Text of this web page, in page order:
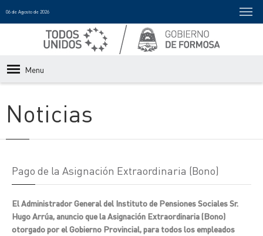
06 de Agosto de 2026
Menu
Noticias
Pago de la Asignación Extraordinaria (Bono)
El Administrador General del Instituto de Pensiones Sociales Sr.
Hugo Arrúa, anuncio que la Asignación Extraordinaria (Bono)
otorgado por el Gobierno Provincial, para todos los empleados